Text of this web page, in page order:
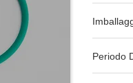
Periodo